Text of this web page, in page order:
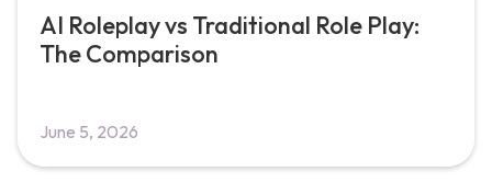
AI Roleplay vs Traditional Role Play:
The Comparison
June 5, 2026